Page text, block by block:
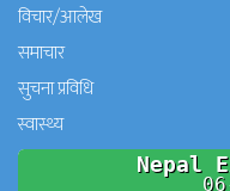
विचार/आलेख
समाचार
सुचना प्रविधि
स्वास्थ्य